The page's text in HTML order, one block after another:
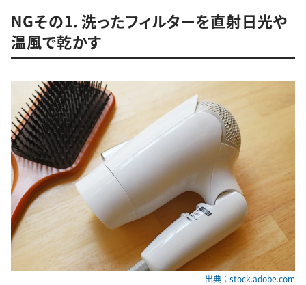
NGその1．洗ったフィルターを直射日光や
温風で乾かす
出典：stock.adobe.com